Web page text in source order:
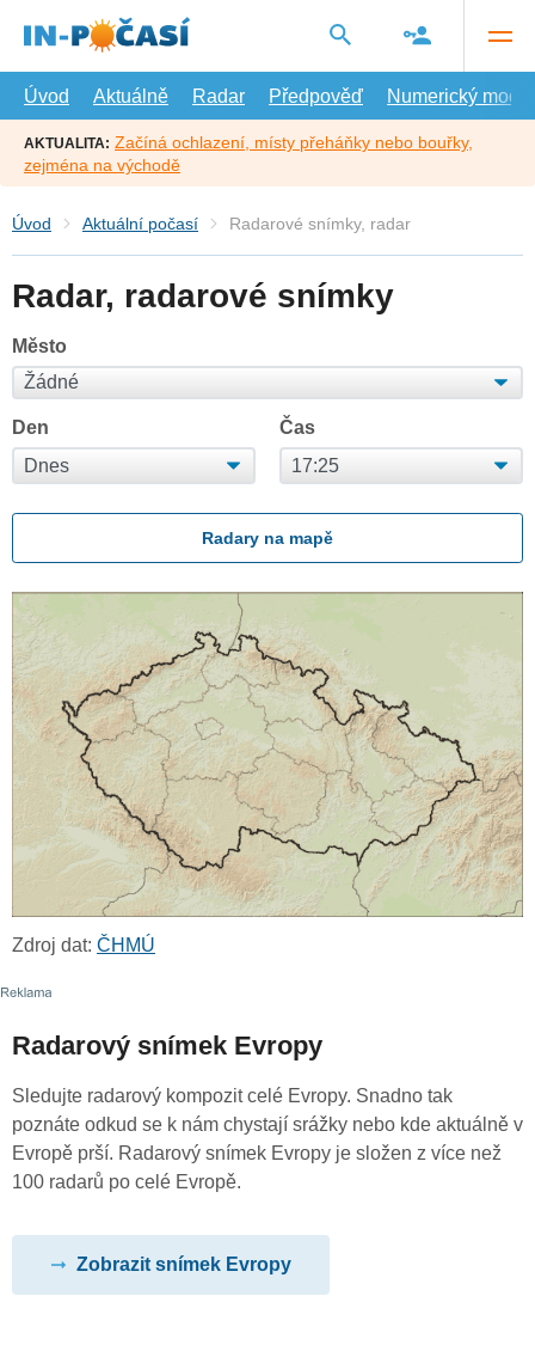
hlavní
Úvod
Aktuálně Radar Předpověď Numerický model
AKTUALITA: Začíná ochlazení, místy přeháňky nebo bouřky,
zejména na východě
Úvod Aktuální počasí Radarové snímky, radar
Radar, radarové snímky
Město
Den Čas
Radary na mapě
Zdroj dat: ČHMÚ
Radarový snímek Evropy
Sledujte radarový kompozit celé Evropy. Snadno tak
poznáte odkud se k nám chystají srážky nebo kde aktuálně v
Evropě prší. Radarový snímek Evropy je složen z více než
100 radarů po celé Evropě.
Zobrazit snímek Evropy